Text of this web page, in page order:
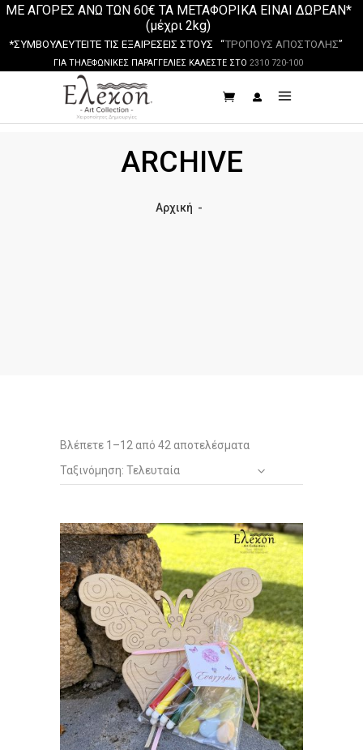
ΜΕ ΑΓΟΡΕΣ ΑΝΩ ΤΩΝ 60€ ΤΑ ΜΕΤΑΦΟΡΙΚΑ ΕΙΝΑΙ ΔΩΡΕΑΝ*
(μέχρι 2kg)
*ΣΥΜΒΟΥΛΕΥΤΕΙΤΕ ΤΙΣ ΕΞΑΙΡΕΣΕΙΣ ΣΤΟΥΣ “ΤΡΟΠΟΥΣ ΑΠΟΣΤΟΛΗΣ”
ΓΙΑ ΤΗΛΕΦΩΝΙΚΕΣ ΠΑΡΑΓΓΕΛΙΕΣ ΚΑΛΕΣΤΕ ΣΤΟ 2310 720-100
ARCHIVE
Αρχική -
Βλέπετε 1–12 από 42 αποτελέσματα
by
Ταξινόμηση: Τελευταία